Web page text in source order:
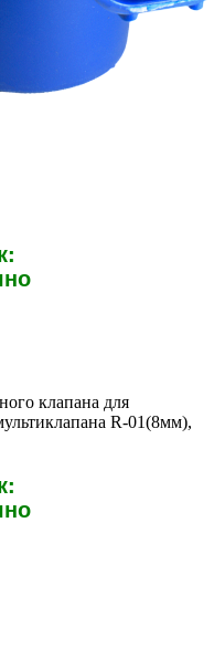
клапана для
R-01(8мм),